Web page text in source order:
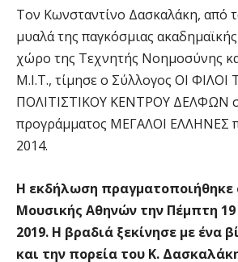
Τον Κωνσταντίνο Δασκαλάκη, από
μυαλά της παγκόσμιας
χώρο της Τεχνητής Νοημοσύνης
Μ.Ι.Τ., τίμησε ο Σύλλογος ΟΙ
ΠΟΛΙΤΙΣΤΙΚΟΥ ΚΕΝΤΡΟΥ ΔΕΛΦΩΝ
προγράμματος ΜΕΓΑΛΟΙ ΕΛΛΗΝΕΣ
2014.
Η εκδήλωση
Μουσικής Αθηνών την Πέμπτη
2019. Η βραδιά ξεκίνησε με ένα
και την πορεία του Κ.